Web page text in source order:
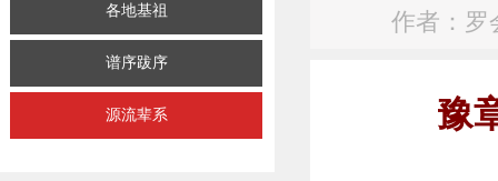
各地基祖
谱序跋序
源流辈系
作者：罗
豫